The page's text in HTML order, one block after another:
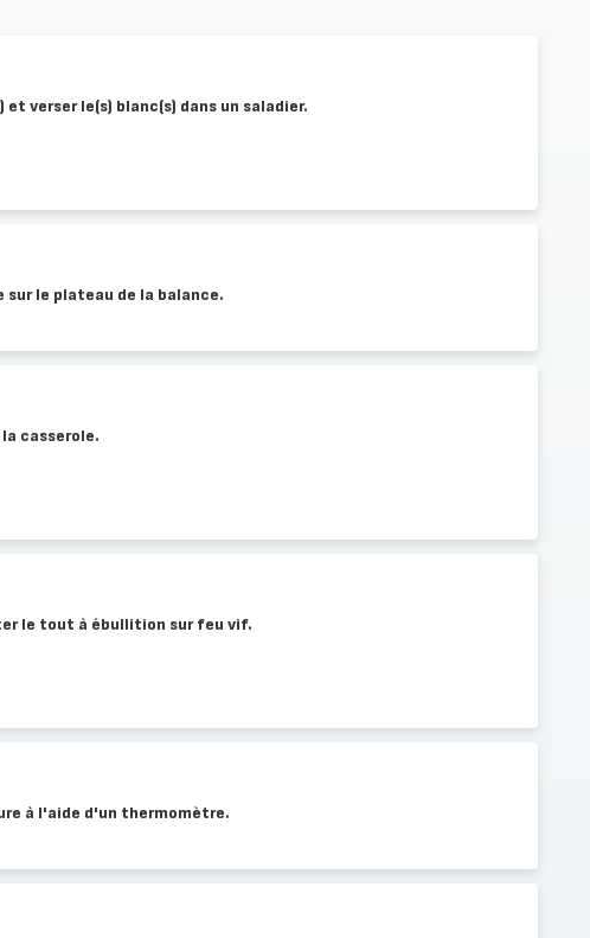
verser le(s) blanc(s) dans un saladier.
sur le plateau de la balance.
casserole.
le tout à ébullition sur feu vif.
à l'aide d'un thermomètre.